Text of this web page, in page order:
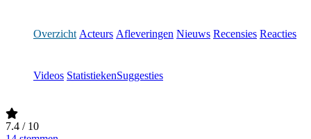
Overzicht Acteurs Afleveringen Nieuws Recensies Reacties
Videos StatistiekenSuggesties
7.4 / 10